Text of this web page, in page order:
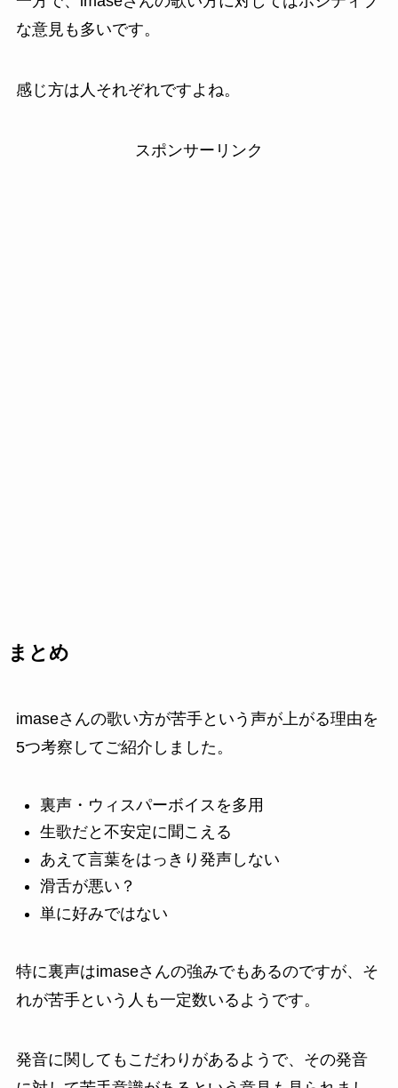
な意見も多いです。
感じ方は人それぞれですよね。
スポンサーリンク
まとめ
imaseさんの歌い方が苦手という声が上がる理由を
5つ考察してご紹介しました。
裏声・ウィスパーボイスを多用
生歌だと不安定に聞こえる
あえて言葉をはっきり発声しない
滑舌が悪い？
単に好みではない
特に裏声はimaseさんの強みでもあるのですが、そ
れが苦手という人も一定数いるようです。
発音に関してもこだわりがあるようで、その発音